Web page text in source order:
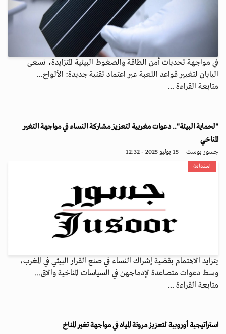
في مواجهة تحديات أمن الطاقة والضغوط البيئية المتزايدة، تسعى
اليابان لتغيير قواعد اللعبة عبر اعتماد تقنية جديدة: الألواح...
متابعة القراءة ...
"لحماية البيئة".. دعوات مغربية لتعزيز مشاركة النساء في مواجهة التغير
المناخي
جسور بوست 15 يوليو 2025 - 12:32
استدامة
يتزايد الاهتمام بقضية إشراك النساء في صنع القرار البيئي في المغرب،
وسط دعوات متصاعدة لإدماجهن في السياسات المناخية والاق...
متابعة القراءة ...
استراتيجية أوروبية لتعزيز مرونة المياه في مواجهة تغير المناخ